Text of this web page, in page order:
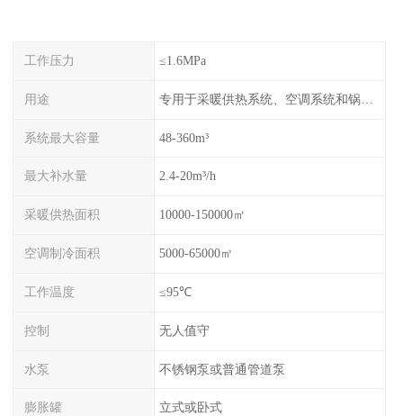
工作压力 ≤1.6MPa
用途 专用于采暖供热系统、空调系统和锅炉的稳压补水
系统最大容量 48-360m³
最大补水量 2.4-20m³/h
采暖供热面积 10000-150000㎡
空调制冷面积 5000-65000㎡
工作温度 ≤95℃
控制 无人值守
水泵 不锈钢泵或普通管道泵
膨胀罐 立式或卧式